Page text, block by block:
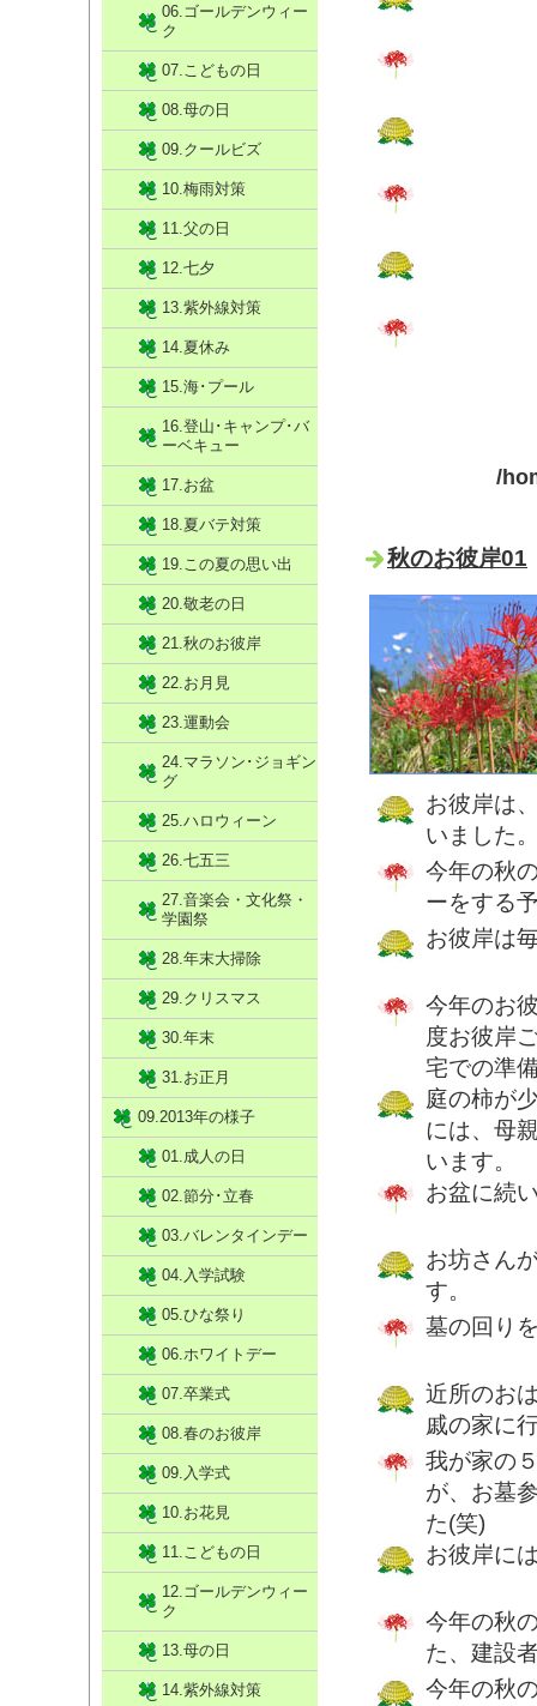
/
秋のお彼岸01
お彼岸は
いました
今年の秋
ーをする
お彼岸は
今年のお
度お彼岸
宅での準
庭の柿が
には、母
います。
お盆に続
お坊さん
す。
墓の回り
近所のお
戚の家に
我が家の
が、お墓
た(笑)
お彼岸に
今年の秋
た、建設
今年の秋
06.ゴールデンウィー
ク
07.こどもの日
08.母の日
09.クールビズ
10.梅雨対策
11.父の日
12.七夕
13.紫外線対策
14.夏休み
15.海･プール
16.登山･キャンプ･バ
ーベキュー
17.お盆
18.夏バテ対策
19.この夏の思い出
20.敬老の日
21.秋のお彼岸
22.お月見
23.運動会
24.マラソン･ジョギン
グ
25.ハロウィーン
26.七五三
27.音楽会・文化祭・
学園祭
28.年末大掃除
29.クリスマス
30.年末
31.お正月
09.2013年の様子
01.成人の日
02.節分･立春
03.バレンタインデー
04.入学試験
05.ひな祭り
06.ホワイトデー
07.卒業式
08.春のお彼岸
09.入学式
10.お花見
11.こどもの日
12.ゴールデンウィー
ク
13.母の日
14.紫外線対策